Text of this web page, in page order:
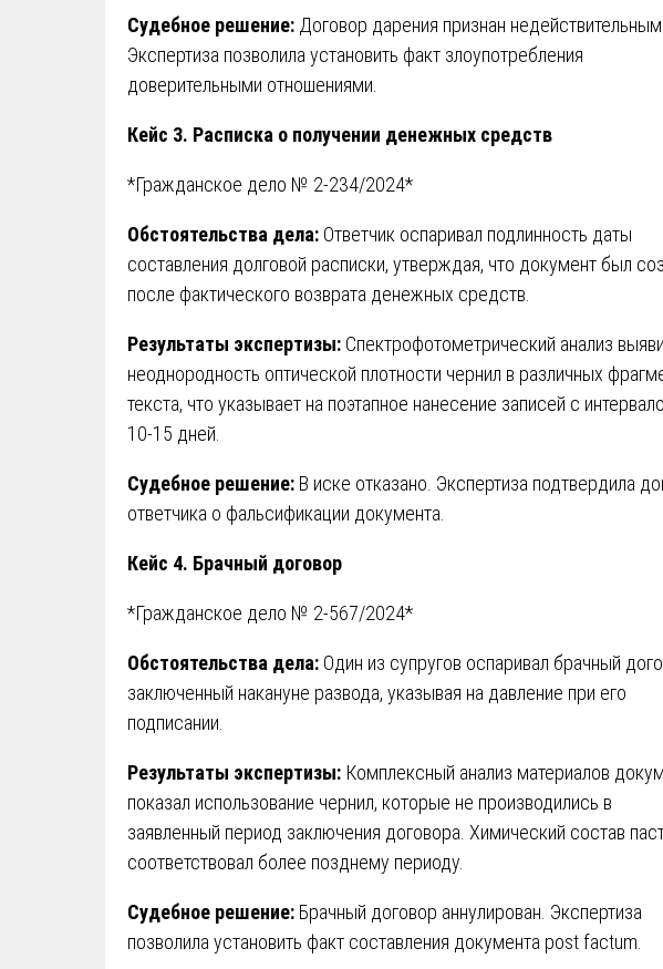
Судебное решение: Договор дарения признан недействительным.
Экспертиза позволила установить факт злоупотребления
доверительными отношениями.
Кейс 3. Расписка о получении денежных средств
*Гражданское дело № 2-234/2024*
Обстоятельства дела: Ответчик оспаривал подлинность даты
составления долговой расписки, утверждая, что документ был
после фактического возврата денежных средств.
Результаты экспертизы: Спектрофотометрический анализ
неоднородность оптической плотности чернил в различных
текста, что указывает на поэтапное нанесение записей с
10-15 дней.
Судебное решение: В иске отказано. Экспертиза подтвердила
ответчика о фальсификации документа.
Кейс 4. Брачный договор
*Гражданское дело № 2-567/2024*
Обстоятельства дела: Один из супругов оспаривал брачный
заключенный накануне развода, указывая на давление при его
подписании.
Результаты экспертизы: Комплексный анализ материалов
показал использование чернил, которые не производились в
заявленный период заключения договора. Химический состав
соответствовал более позднему периоду.
Судебное решение: Брачный договор аннулирован. Экспертиза
позволила установить факт составления документа post factum.